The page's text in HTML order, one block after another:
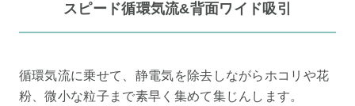
スピード循環気流&背面ワイド吸引
循環気流に乗せて、静電気を除去しながらホコリや花
粉、微小な粒子まで素早く集めて集じんします。